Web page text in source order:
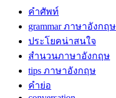
คำศัพท์
grammar ภาษาอังกฤษ
ประโยคน่าสนใจ
สำนวนภาษาอังกฤษ
tips ภาษาอังกฤษ
คำย่อ